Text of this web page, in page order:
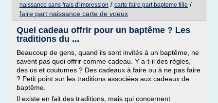
naissance sans frais d'impression / carte faire part bapteme fille /
faire part naissance carte de voeux
Quel cadeau offrir pour un baptême ? Les
traditions du ...
Beaucoup de gens, quand ils sont invités à un baptême, ne
savent pas quoi offrir comme cadeau. Y a-t-il des règles,
des us et coutumes ? Des cadeaux à faire ou à ne pas faire
? Petit point sur les traditions associées aux cadeaux de
baptême.
Il existe en fait des traditions, mais qui concernent